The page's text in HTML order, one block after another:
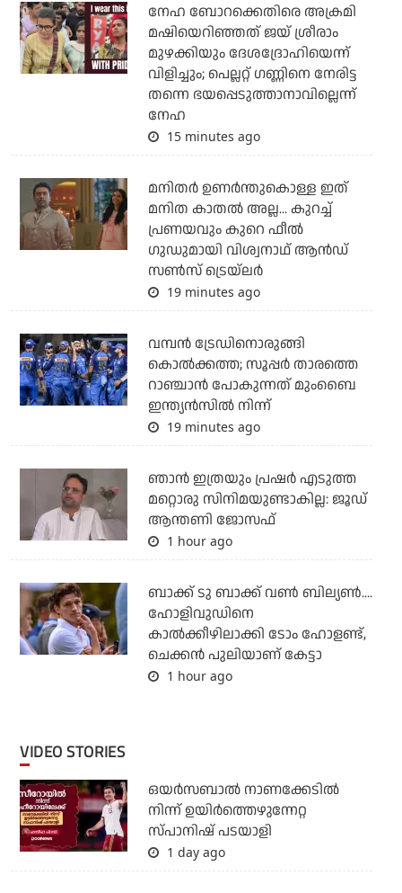
നേഹ ബോറക്കെതിരെ അക്രമി
മഷിയെറിഞ്ഞത് ജയ് ശ്രീരാം
മുഴക്കിയും ദേശദ്രോഹിയെന്ന്
വിളിച്ചും; പെല്ലറ്റ് ഗണ്ണിനെ നേരിട്ട
തന്നെ ഭയപ്പെടുത്താനാവില്ലെന്ന്
നേഹ
15 minutes ago
മനിതര്‍ ഉണര്‍ന്തുകൊള്ള ഇത്
മനിത കാതല്‍ അല്ല... കുറച്ച്
പ്രണയവും കുറെ ഫീല്‍
ഗുഡുമായി വിശ്വനാഥ് ആന്‍ഡ്
സണ്‍സ് ട്രെയ്‌ലര്‍
19 minutes ago
വമ്പന്‍ ട്രേഡിനൊരുങ്ങി
കൊല്‍ക്കത്ത; സൂപ്പര്‍ താരത്തെ
റാഞ്ചാന്‍ പോകുന്നത് മുംബൈ
ഇന്ത്യന്‍സില്‍ നിന്ന്
19 minutes ago
ഞാന്‍ ഇത്രയും പ്രഷര്‍ എടുത്ത
മറ്റൊരു സിനിമയുണ്ടാകില്ല: ജൂഡ്
ആന്തണി ജോസഫ്
1 hour ago
ബാക്ക് ടു ബാക്ക് വണ്‍ ബില്യണ്‍....
ഹോളിവുഡിനെ
കാല്‍ക്കീഴിലാക്കി ടോം ഹോളണ്ട്,
ചെക്കന്‍ പുലിയാണ് കേട്ടാ
1 hour ago
VIDEO STORIES
ഒയര്‍സബാൽ നാണക്കേടിൽ
നിന്ന് ഉയിർത്തെഴുന്നേറ്റ
സ്പാനിഷ് പടയാളി
1 day ago